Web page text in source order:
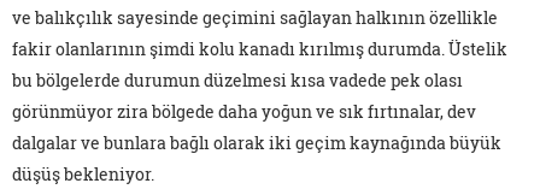
ve balıkçılık sayesinde geçimini sağlayan halkının özellikle
fakir olanlarının şimdi kolu kanadı kırılmış durumda. Üstelik
bu bölgelerde durumun düzelmesi kısa vadede pek olası
görünmüyor zira bölgede daha yoğun ve sık fırtınalar, dev
dalgalar ve bunlara bağlı olarak iki geçim kaynağında büyük
düşüş bekleniyor.